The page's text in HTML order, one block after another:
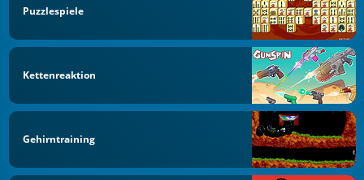
Puzzlespiele
Kettenreaktion
Gehirntraining